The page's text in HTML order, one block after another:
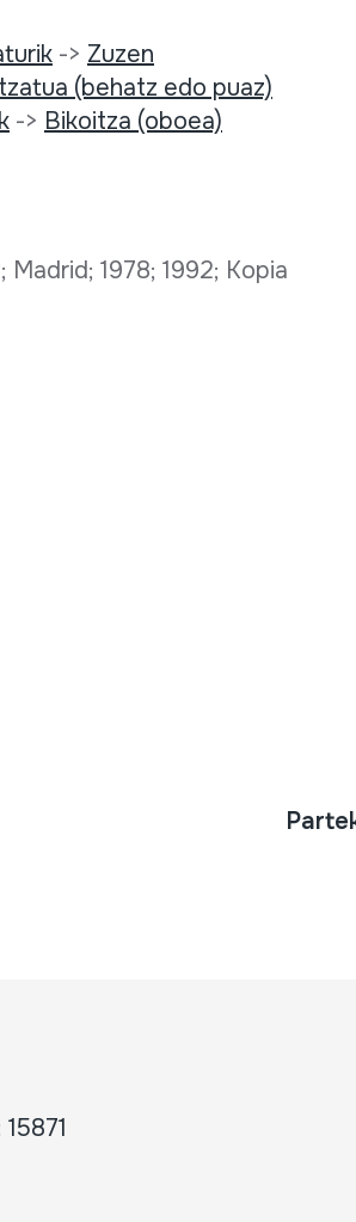
-> Zuzen
(behatz edo puaz)
-> Bikoitza (oboea)
1978; 1992; Kopia